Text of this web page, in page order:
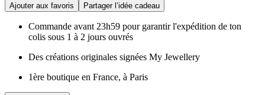
Ajouter aux favoris
Partager l’idée cadeau
Commande avant 23h59 pour garantir l'expédition de ton
colis sous 1 à 2 jours ouvrés
Des créations originales signées My Jewellery
1ère boutique en France, à Paris